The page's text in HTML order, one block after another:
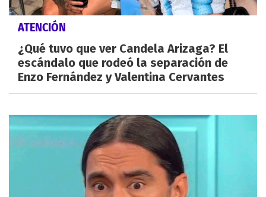
ATENCIÓN
¿Qué tuvo que ver Candela Arizaga? El
escándalo que rodeó la separación de
Enzo Fernández y Valentina Cervantes